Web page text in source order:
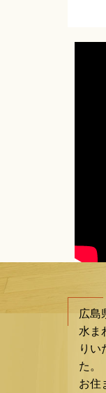
広島
水ま
り
た。
お住